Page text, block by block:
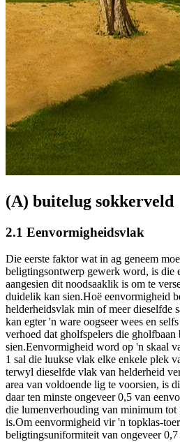
(A) buitelug sokkerveld
2.1 Eenvormigheidsvlak
Die eerste faktor wat in ag geneem
beligtingsontwerp gewerk word, is die
aangesien dit noodsaaklik is om te
duidelik kan sien.Hoë eenvormigheid
helderheidsvlak min of meer dieselfde
kan egter 'n ware oogseer wees en
verhoed dat gholfspelers die
sien.Eenvormigheid word op 'n skaal
1 sal die luukse vlak elke enkele plek
terwyl dieselfde vlak van helderheid
area van voldoende lig te voorsien, is
daar ten minste ongeveer 0,5 van
die lumenverhouding van minimum tot
is.Om eenvormigheid vir 'n topklas-
beligtingsuniformiteit van ongeveer 0,7